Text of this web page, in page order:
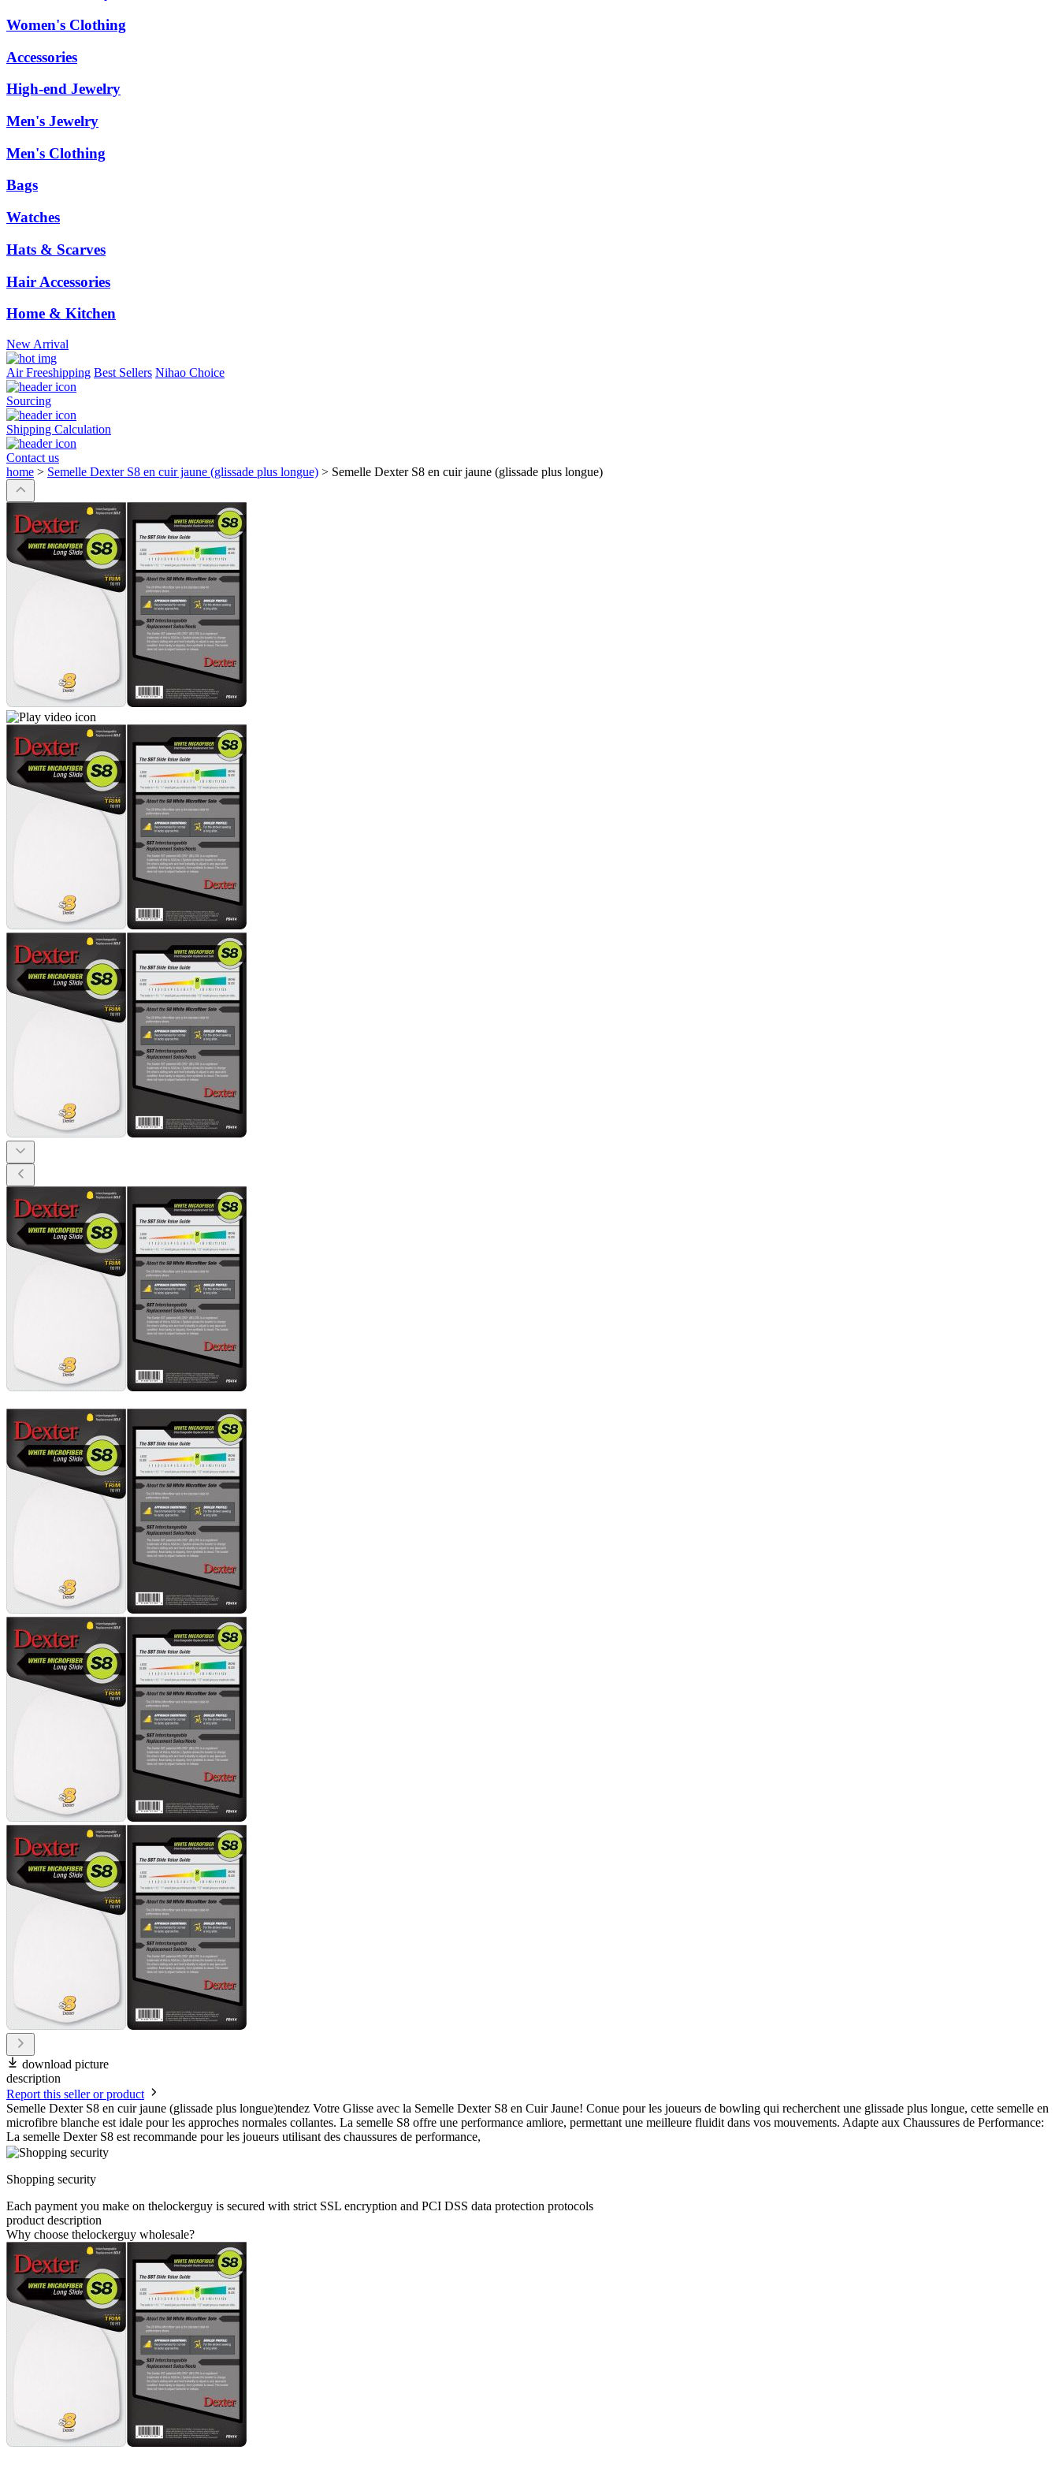
Women's Clothing
Accessories
High-end Jewelry
Men's Jewelry
Men's Clothing
Bags
Watches
Hats & Scarves
Hair Accessories
Home & Kitchen
New Arrival
Air Freeshipping Best Sellers Nihao Choice
Sourcing
Shipping Calculation
Contact us
home > Semelle Dexter S8 en cuir jaune (glissade plus longue) > Semelle Dexter S8 en cuir jaune (glissade plus longue)
download picture
description
Report this seller or product
Semelle Dexter S8 en cuir jaune (glissade plus longue)tendez Votre Glisse avec la Semelle Dexter S8 en Cuir Jaune! Conue pour les joueurs de bowling qui recherchent une glissade plus longue, cette semelle en
microfibre blanche est idale pour les approches normales collantes. La semelle S8 offre une performance amliore, permettant une meilleure fluidit dans vos mouvements. Adapte aux Chaussures de Performance:
La semelle Dexter S8 est recommande pour les joueurs utilisant des chaussures de performance,
Shopping security
Each payment you make on thelockerguy is secured with strict SSL encryption and PCI DSS data protection protocols
product description
Why choose thelockerguy wholesale?